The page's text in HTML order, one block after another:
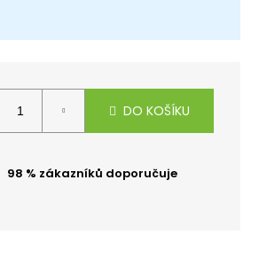
DO KOŠÍKU
98 % zákazníků doporučuje